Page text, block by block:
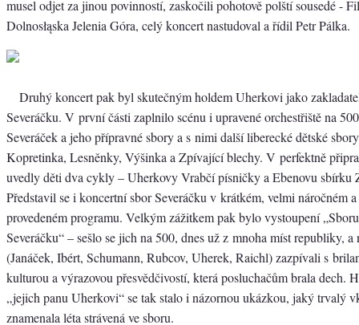
musel odjet za jinou povinností, zaskočili pohotově polští sousedé -
Dolnosłąska Jelenia Góra, celý koncert nastudoval a řídil Petr Pálka.
Druhý koncert pak byl skutečným holdem Uherkovi jako
Severáčku. V první části zaplnilo scénu i upravené orchestřiště na
Severáček a jeho přípravné sbory a s nimi další liberecké dětské
Kopretinka, Lesněnky, Výšinka a Zpívající blechy. V perfektně
uvedly děti dva cykly – Uherkovy Vrabčí písničky a Ebenovu sbírku
Představil se i koncertní sbor Severáčku v krátkém, velmi náročném
provedeném programu. Velkým zážitkem pak bylo vystoupení
Severáčku“ – sešlo se jich na 500, dnes už z mnoha míst republiky,
(Janáček, Ibért, Schumann, Rubcov, Uherek, Raichl) zazpívali s
kulturou a výrazovou přesvědčivostí, která posluchačům brala dech.
„jejich panu Uherkovi“ se tak stalo i názornou ukázkou, jaký trvalý
znamenala léta strávená ve sboru.